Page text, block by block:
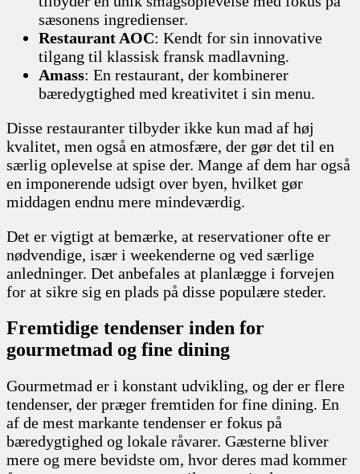
sæsonens ingredienser.
Restaurant AOC: Kendt for sin innovative
tilgang til klassisk fransk madlavning.
Amass: En restaurant, der kombinerer
bæredygtighed med kreativitet i sin menu.
Disse restauranter tilbyder ikke kun mad af høj
kvalitet, men også en atmosfære, der gør det til en
særlig oplevelse at spise der. Mange af dem har også
en imponerende udsigt over byen, hvilket gør
middagen endnu mere mindeværdig.
Det er vigtigt at bemærke, at reservationer ofte er
nødvendige, især i weekenderne og ved særlige
anledninger. Det anbefales at planlægge i forvejen
for at sikre sig en plads på disse populære steder.
Fremtidige tendenser inden for
gourmetmad og fine dining
Gourmetmad er i konstant udvikling, og der er flere
tendenser, der præger fremtiden for fine dining. En
af de mest markante tendenser er fokus på
bæredygtighed og lokale råvarer. Gæsterne bliver
mere og mere bevidste om, hvor deres mad kommer